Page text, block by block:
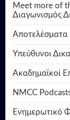
Meet more of
Διαγωνισμός
Αποτελέσματα
Υπεύθυνοι
Ακαδημαϊκοί
NMCC
Ενημερωτικό